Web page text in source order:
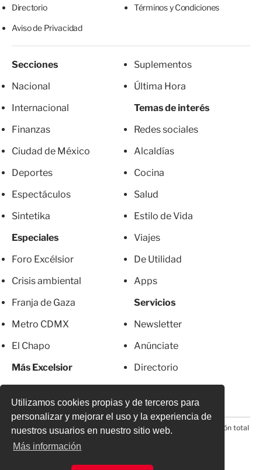
Utilizamos cookies propias y de terceros para
personalizar y mejorar el uso y la experiencia de
nuestros usuarios en nuestro sitio web.
Más información
Directorio Términos y Condiciones
Aviso de Privacidad
Secciones
Nacional
Internacional
Finanzas
Ciudad de México
Deportes
Espectáculos
Sintetika
Especiales
Foro Excélsior
Crisis ambiental
Franja de Gaza
Metro CDMX
El Chapo
Más Excelsior
Suplementos
Última Hora
Temas de interés
Redes sociales
Alcaldías
Cocina
Salud
Estilo de Vida
Viajes
De Utilidad
Apps
Servicios
Newsletter
Anúnciate
Directorio
© 2026 Todos los derechos reservados. Prohibida la reproducción total
o parcial, incluyendo cualquier medio electrónico*